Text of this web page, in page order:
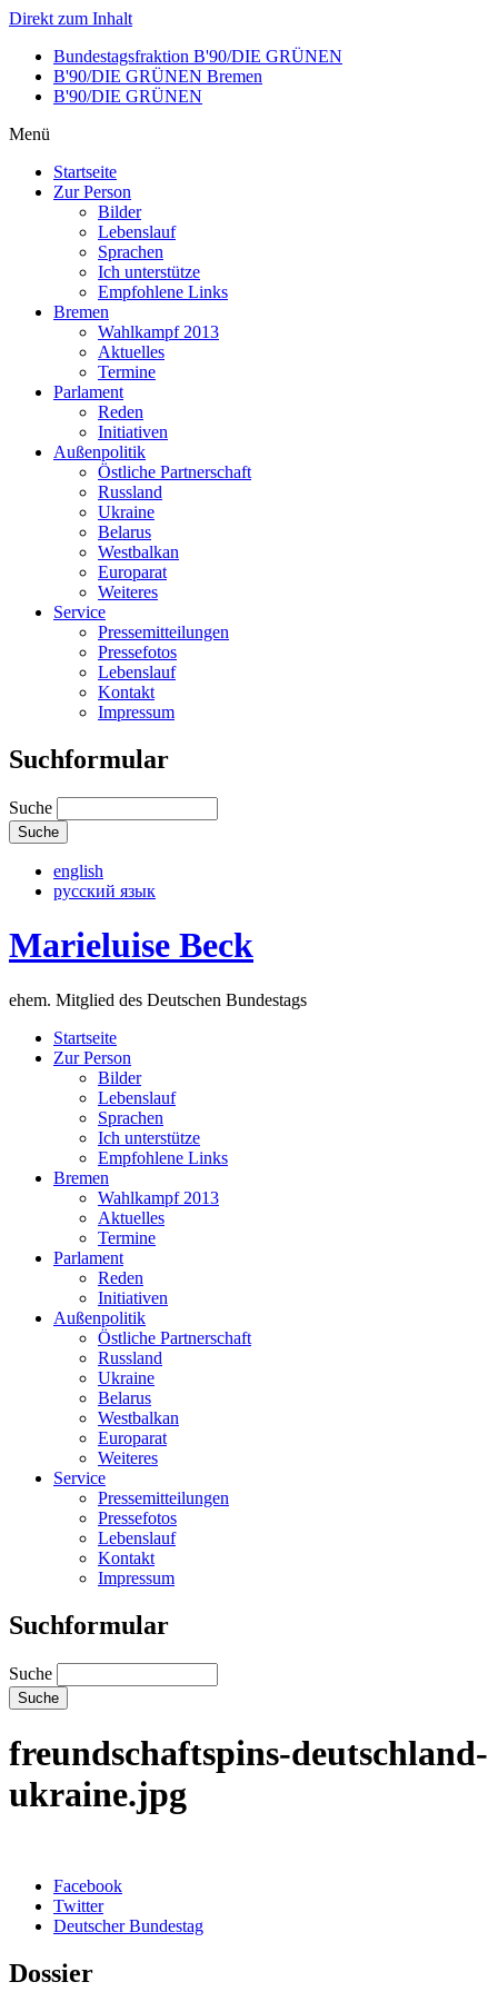
Direkt zum Inhalt
Bundestagsfraktion B'90/DIE GRÜNEN
B'90/DIE GRÜNEN Bremen
B'90/DIE GRÜNEN
Menü
Startseite
Zur Person
Bilder
Lebenslauf
Sprachen
Ich unterstütze
Empfohlene Links
Bremen
Wahlkampf 2013
Aktuelles
Termine
Parlament
Reden
Initiativen
Außenpolitik
Östliche Partnerschaft
Russland
Ukraine
Belarus
Westbalkan
Europarat
Weiteres
Service
Pressemitteilungen
Pressefotos
Lebenslauf
Kontakt
Impressum
Suchformular
Suche
english
русский язык
Marieluise Beck
ehem. Mitglied des Deutschen Bundestags
Startseite
Zur Person
Bilder
Lebenslauf
Sprachen
Ich unterstütze
Empfohlene Links
Bremen
Wahlkampf 2013
Aktuelles
Termine
Parlament
Reden
Initiativen
Außenpolitik
Östliche Partnerschaft
Russland
Ukraine
Belarus
Westbalkan
Europarat
Weiteres
Service
Pressemitteilungen
Pressefotos
Lebenslauf
Kontakt
Impressum
Suchformular
Suche
freundschaftspins-deutschland-
ukraine.jpg
Facebook
Twitter
Deutscher Bundestag
Dossier